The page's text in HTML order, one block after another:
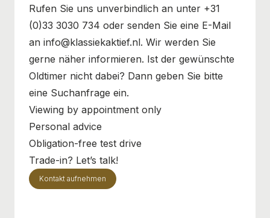
Rufen Sie uns unverbindlich an unter +31
(0)33 3030 734 oder senden Sie eine E-Mail
an info@klassiekaktief.nl. Wir werden Sie
gerne näher informieren. Ist der gewünschte
Oldtimer nicht dabei? Dann geben Sie bitte
eine Suchanfrage ein.
Viewing by appointment only
Personal advice
Obligation-free test drive
Trade-in? Let’s talk!
Kontakt aufnehmen